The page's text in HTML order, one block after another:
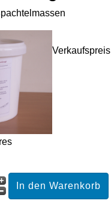
Verkaufspreis